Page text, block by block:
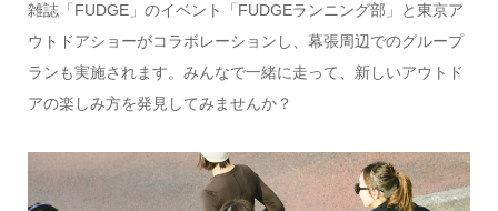
雑誌「FUDGE」のイベント「FUDGEランニング部」と東京ア
ウトドアショーがコラボレーションし、幕張周辺でのグループ
ランも実施されます。みんなで一緒に走って、新しいアウトド
アの楽しみ方を発見してみませんか？